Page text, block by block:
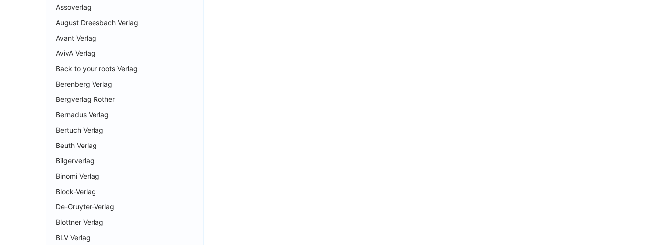
Assoverlag
August Dreesbach Verlag
Avant Verlag
AvivA Verlag
Back to your roots Verlag
Berenberg Verlag
Bergverlag Rother
Bernadus Verlag
Bertuch Verlag
Beuth Verlag
Bilgerverlag
Binomi Verlag
Block-Verlag
De-Gruyter-Verlag
Blottner Verlag
BLV Verlag